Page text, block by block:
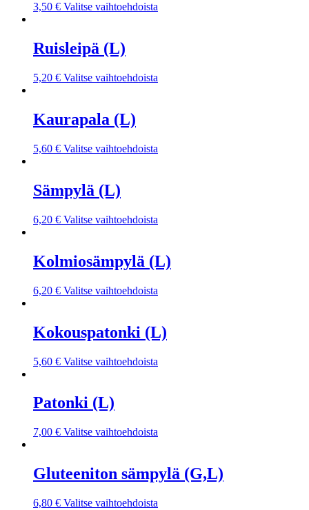
3,50 € Valitse vaihtoehdoista
Ruisleipä (L)
5,20 € Valitse vaihtoehdoista
Kaurapala (L)
5,60 € Valitse vaihtoehdoista
Sämpylä (L)
6,20 € Valitse vaihtoehdoista
Kolmiosämpylä (L)
6,20 € Valitse vaihtoehdoista
Kokouspatonki (L)
5,60 € Valitse vaihtoehdoista
Patonki (L)
7,00 € Valitse vaihtoehdoista
Gluteeniton sämpylä (G,L)
6,80 € Valitse vaihtoehdoista